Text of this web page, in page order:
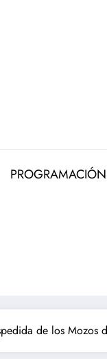
de los Mozos